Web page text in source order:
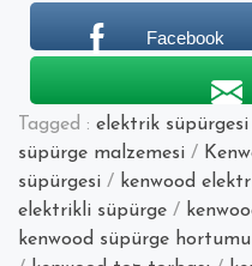
Facebook
Tagged : elektrik süpürgesi
süpürge malzemesi /
süpürgesi / kenwood
elektrikli süpürge /
kenwood süpürge hortumu